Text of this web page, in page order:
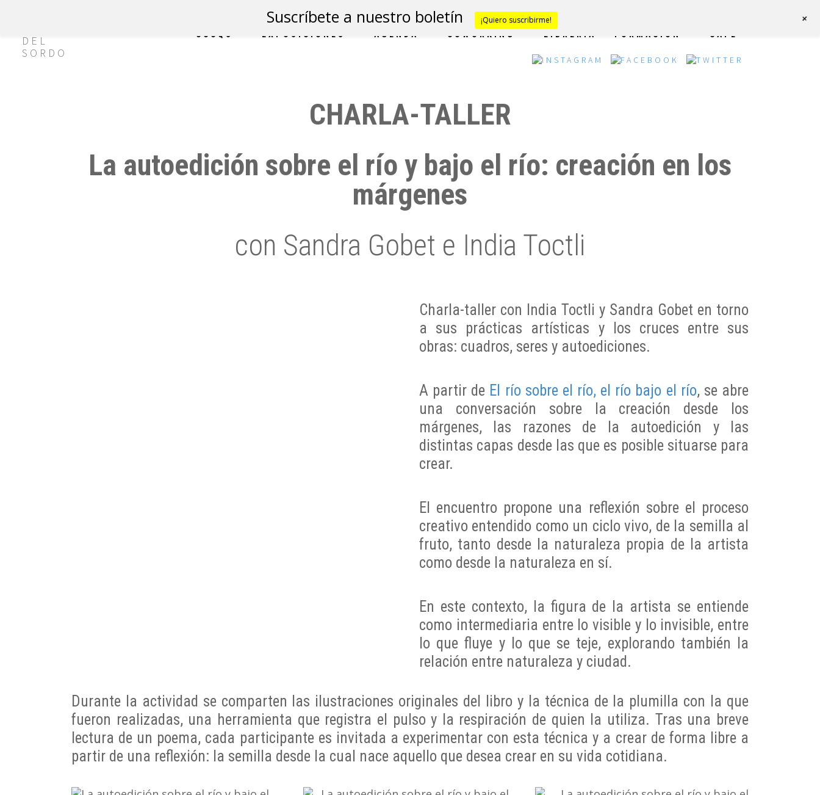
CCCQS EXPOSICIONES AGENDA COWORKING LIBRERÍA FORMACIÓN CAFÉ
CHARLA-TALLER
La autoedición sobre el río y bajo el río: creación en los
márgenes
con Sandra Gobet e India Toctli
Charla-taller con India Toctli y Sandra Gobet en torno
a sus prácticas artísticas y los cruces entre sus
obras: cuadros, seres y autoediciones.
A partir de El río sobre el río, el río bajo el río, se abre
una conversación sobre la creación desde los
márgenes, las razones de la autoedición y las
distintas capas desde las que es posible situarse para
crear.
El encuentro propone una reflexión sobre el proceso
creativo entendido como un ciclo vivo, de la semilla al
fruto, tanto desde la naturaleza propia de la artista
como desde la naturaleza en sí.
En este contexto, la figura de la artista se entiende
como intermediaria entre lo visible y lo invisible, entre
lo que fluye y lo que se teje, explorando también la
relación entre naturaleza y ciudad.
Durante la actividad se comparten las ilustraciones originales del libro y la técnica de la plumilla con la que
fueron realizadas, una herramienta que registra el pulso y la respiración de quien la utiliza. Tras una breve
lectura de un poema, cada participante es invitada a experimentar con esta técnica y a crear de forma libre a
partir de una reflexión: la semilla desde la cual nace aquello que desea crear en su vida cotidiana.
Suscríbete a nuestro boletín ¡Quiero suscribirme! +